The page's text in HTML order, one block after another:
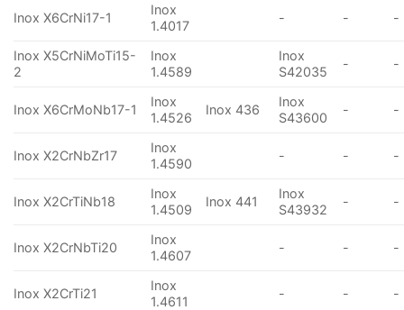
Inox X6CrNi17-1
Inox
1.4017
- - -
Inox X5CrNiMoTi15-
2
Inox
1.4589
Inox
S42035
- -
Inox X6CrMoNb17-1
Inox
1.4526
Inox 436
Inox
S43600
- -
Inox X2CrNbZr17
Inox
1.4590
- - -
Inox X2CrTiNb18
Inox
1.4509
Inox 441
Inox
S43932
- -
Inox X2CrNbTi20
Inox
1.4607
- - -
Inox X2CrTi21
Inox
1.4611
- - -